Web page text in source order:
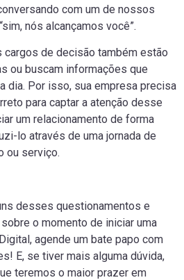
com um de nossos
nós alcançamos você”.
cargos de decisão também estão
ou buscam informações que
dia. Por isso, sua empresa precisa
para captar a atenção desse
um relacionamento de forma
lo através de uma jornada de
ou serviço.
desses questionamentos e
o momento de iniciar uma
agende um bate papo com
E, se tiver mais alguma dúvida,
teremos o maior prazer em